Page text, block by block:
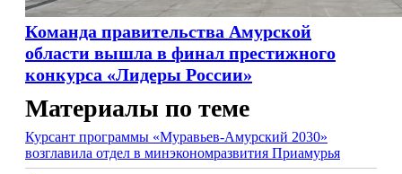
Команда правительства Амурской
области вышла в финал престижного
конкурса «Лидеры России»
Материалы по теме
Курсант программы «Муравьев-Амурский 2030»
возглавила отдел в минэкономразвития Приамурья